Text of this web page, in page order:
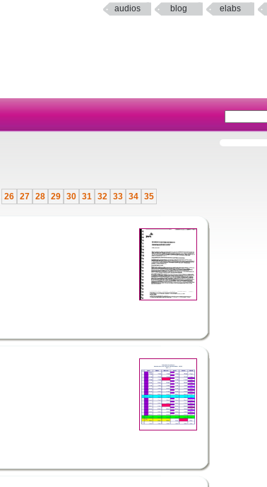
audios blog elabs
26 27 28 29 30 31 32 33 34 35